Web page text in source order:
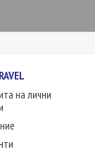
на лични